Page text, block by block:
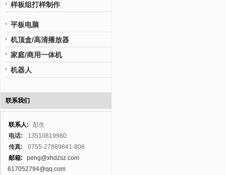
样板组打样制作
平板电脑
机顶盒/高清播放器
家庭/商用一体机
机器人
联系我们
联系人:
彭生
电话:
13510819980
传真:
0755-27889841-806
邮箱:
peng@xhdzsz.com
617052794@qq.com